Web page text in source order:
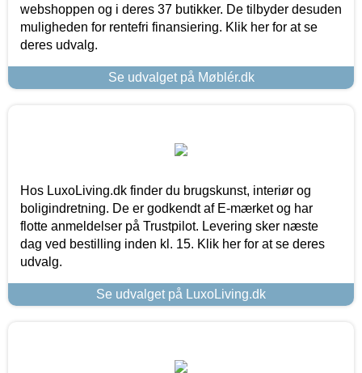
webshoppen og i deres 37 butikker. De tilbyder desuden
muligheden for rentefri finansiering. Klik her for at se
deres udvalg.
Se udvalget på Møblér.dk
Hos LuxoLiving.dk finder du brugskunst, interiør og
boligindretning. De er godkendt af E-mærket og har
flotte anmeldelser på Trustpilot. Levering sker næste
dag ved bestilling inden kl. 15. Klik her for at se deres
udvalg.
Se udvalget på LuxoLiving.dk